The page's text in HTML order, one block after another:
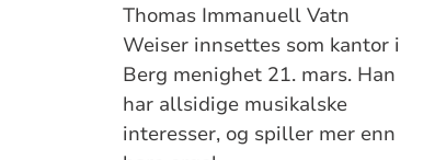
Thomas Immanuell Vatn
Weiser innsettes som kantor i
Berg menighet 21. mars. Han
har allsidige musikalske
interesser, og spiller mer enn